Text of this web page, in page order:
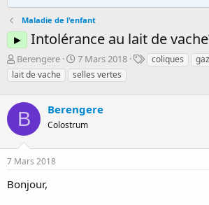
Maladie de l'enfant
► Intolérance au lait de
D
é
m
r
é
e
p
r
Berengere
D
a
t
d
e
é
7 Mars 2018
Tcoliques
lait de vache
selles vertes
B Berengere
Colostrum
7 Mars 2018
Bonjour,